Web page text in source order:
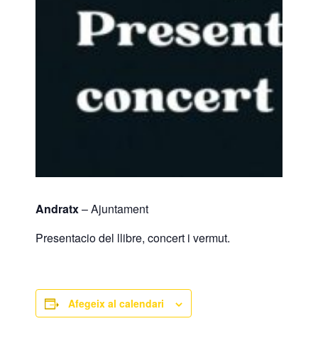
Andratx– Ajuntament
Presentacio del llibre, concert i vermut.
Afegeix al calendari